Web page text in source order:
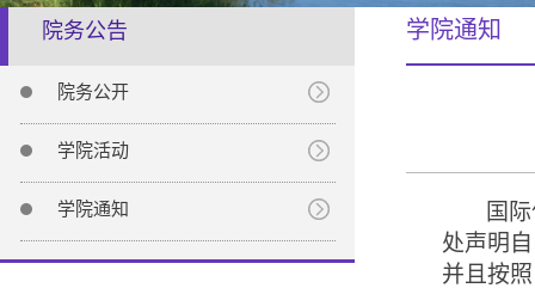
院务公告
院务公开
学院活动
学院通知
学院通知
国
处声明
并且按